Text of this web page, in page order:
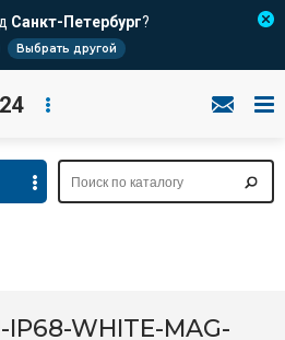
Санкт-Петербург?
Выбрать другой
IP68-WHITE-MAG-